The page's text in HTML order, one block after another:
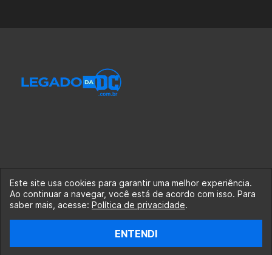
© 2020-2026 Legado da DC, uma empresa da Legado
Enterprises.
fabiolobo
Este site usa cookies para garantir uma melhor experiência.
Ao continuar a navegar, você está de acordo com isso. Para
saber mais, acesse: Política de privacidade.
ENTENDI